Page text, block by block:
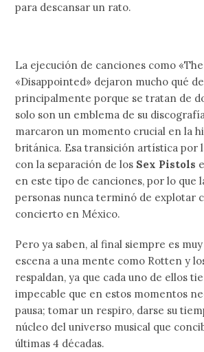
para descansar un rato.
La ejecución de canciones como
«Disappointed» dejaron mucho qué
principalmente porque se tratan de
solo son un emblema de su
marcaron un momento crucial en la
británica. Esa transición artística por
con la separación de los Sex Pistols
en este tipo de canciones, por lo que
personas nunca terminó de explotar
concierto en México.
Pero ya saben, al final siempre es
escena a una mente como Rotten y
respaldan, ya que cada uno de ellos
impecable que en estos momentos
pausa; tomar un respiro, darse su
núcleo del universo musical que
últimas 4 décadas.